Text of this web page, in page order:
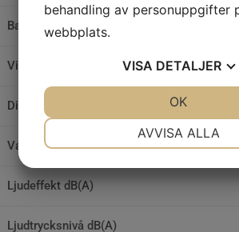
Batterifäste
Vikt u/batteri
Dimension (L x H)
Varvtal obelastad
Ljudeffekt dB(A)
Ljudtrycksnivå dB(A)
behandling av personuppgifter
webbplats.
VISA DETALJER
MARKNADSFÖRING
AVVISA ALLA
OK